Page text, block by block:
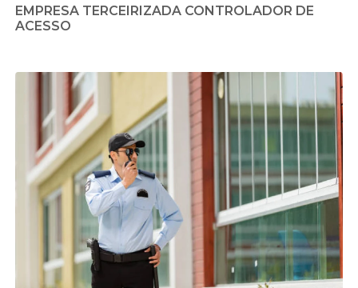
EMPRESA TERCEIRIZADA CONTROLADOR DE
ACESSO